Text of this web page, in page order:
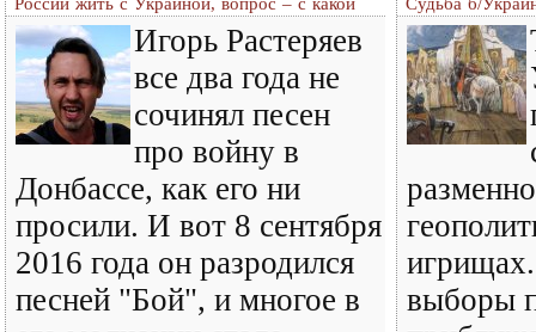
Игорь Растеряев
все два года не
сочинял песен
про войну в
Донбассе, как его ни
просили. И вот 8 сентября
2016 года он разродился
песней "Бой", и многое в
выборы